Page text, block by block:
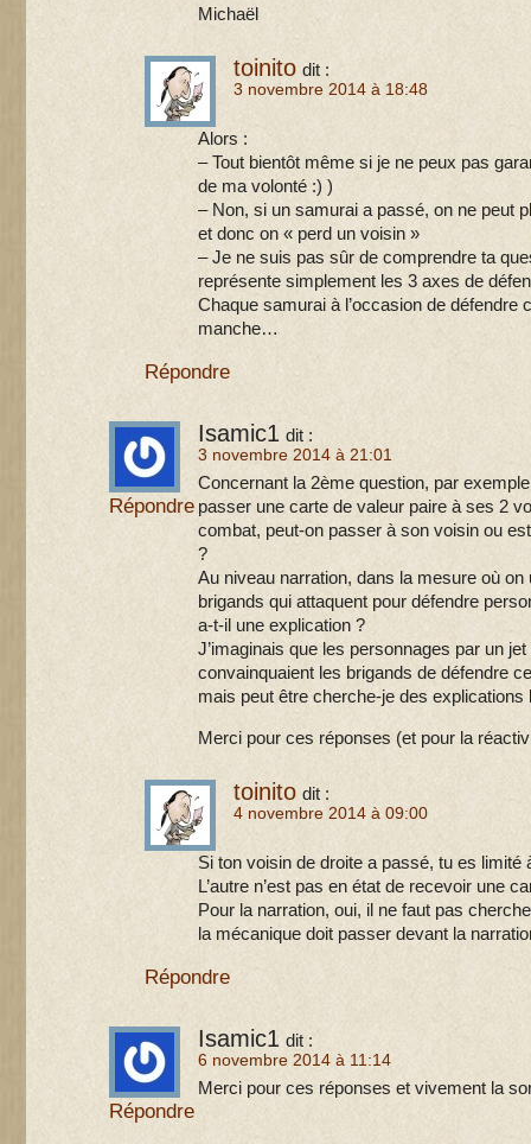
Michaël
toinito dit :
3 novembre 2014 à 18:48
Alors :
– Tout bientôt même si je ne peux pas
de ma volonté :) )
– Non, si un samurai a passé, on ne peut
et donc on « perd un voisin »
– Je ne suis pas sûr de comprendre ta
représente simplement les 3 axes de
Chaque samurai à l’occasion de défendre
manche…
Répondre
Isamic1 dit :
3 novembre 2014 à 21:01
Concernant la 2ème question, par
passer une carte de valeur paire à ses 2
combat, peut-on passer à son voisin ou
?
Au niveau narration, dans la mesure où
brigands qui attaquent pour défendre
a-t-il une explication ?
J’imaginais que les personnages par un
convainquaient les brigands de défendre
mais peut être cherche-je des explications
Merci pour ces réponses (et pour la
Répondre
toinito dit :
4 novembre 2014 à 09:00
Si ton voisin de droite a passé, tu es limité
L’autre n’est pas en état de recevoir une
Pour la narration, oui, il ne faut pas
la mécanique doit passer devant la
Répondre
Isamic1 dit :
6 novembre 2014 à 11:14
Merci pour ces réponses et vivement la
Répondre